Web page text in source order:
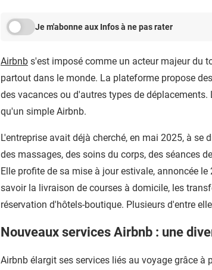
Je m'abonne aux Infos à ne pas rater
Airbnb s'est imposé comme un acteur majeur du
partout dans le monde. La plateforme propose
des vacances ou d'autres types de
qu'un simple Airbnb.
L'entreprise avait déjà cherché, en mai 2025, à se
des massages, des soins du corps, des séances
Elle profite de sa mise à jour estivale, annoncée
savoir la livraison de courses à domicile, les
réservation d'hôtels-boutique. Plusieurs d'entre
Nouveaux services Airbnb : une
Airbnb élargit ses services liés au voyage grâce à